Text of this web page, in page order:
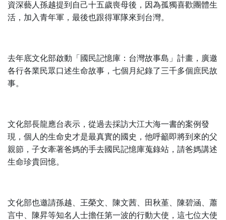
資深藝人孫越提到自己十五歲喪母後，因為孤獨喜歡團體生
活，加入青年軍，最後也跟得軍隊來到台灣。
去年底文化部啟動「國民記憶庫：台灣故事島」計畫，廣邀
各行各業民眾口述生命故事，七個月紀錄了三千多個庶民故
事。
文化部長龍應台表示，從過去採訪大江大海一書的案例發
現，個人的生命史才是最真實的國史，他呼籲即將到來的父
親節，子女牽著爸媽的手去國民記憶庫蒐錄站，請爸媽講述
生命珍貴回憶。
文化部也邀請孫越、王榮文、陳文茜、田秋堇、陳碧涵、蕭
言中、陳昇等知名人士擔任第一波的行動大使，這七位大使